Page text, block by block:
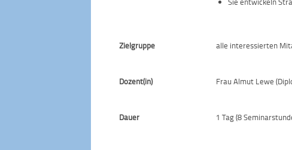
Zielgruppe alle interessierten
Dozent(in) Frau Almut Lewe
Dauer 1 Tag (8